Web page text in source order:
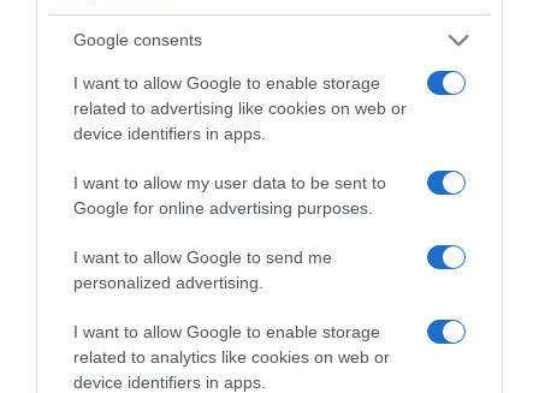
Google consents
I want to allow Google to enable storage
related to advertising like cookies on web or
device identifiers in apps.
I want to allow my user data to be sent to
Google for online advertising purposes.
I want to allow Google to send me
personalized advertising.
I want to allow Google to enable storage
related to analytics like cookies on web or
device identifiers in apps.
ΕΛΛΑΔΑ
Ποινική δίωξη για έναν βιασμό και δυο
απόπειρες ασκήθηκε στον Πέτρο Φιλιππίδη